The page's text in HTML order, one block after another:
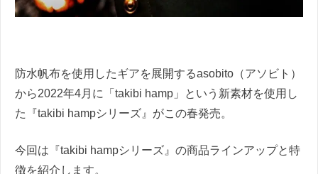
防水帆布を使用したギアを展開するasobito（アソビト）
から2022年4月に「takibi hamp」という新素材を使用し
た『takibi hampシリーズ』がこの春発売。
今回は『takibi hampシリーズ』の商品ラインアップと特
徴を紹介します。